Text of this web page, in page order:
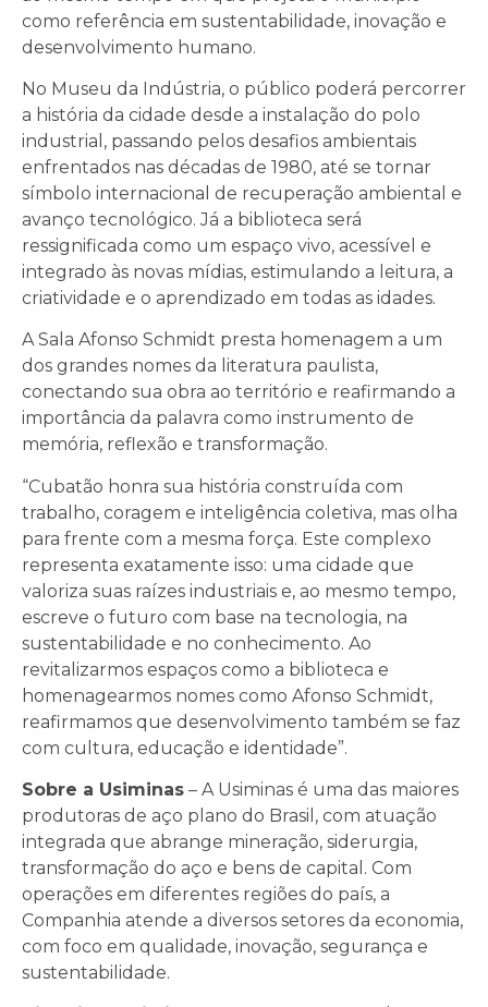
como referência em sustentabilidade, inovação e
desenvolvimento humano.
No Museu da Indústria, o público poderá percorrer
a história da cidade desde a instalação do polo
industrial, passando pelos desafios ambientais
enfrentados nas décadas de 1980, até se tornar
símbolo internacional de recuperação ambiental e
avanço tecnológico. Já a biblioteca será
ressignificada como um espaço vivo, acessível e
integrado às novas mídias, estimulando a leitura, a
criatividade e o aprendizado em todas as idades.
A Sala Afonso Schmidt presta homenagem a um
dos grandes nomes da literatura paulista,
conectando sua obra ao território e reafirmando a
importância da palavra como instrumento de
memória, reflexão e transformação.
“Cubatão honra sua história construída com
trabalho, coragem e inteligência coletiva, mas olha
para frente com a mesma força. Este complexo
representa exatamente isso: uma cidade que
valoriza suas raízes industriais e, ao mesmo tempo,
escreve o futuro com base na tecnologia, na
sustentabilidade e no conhecimento. Ao
revitalizarmos espaços como a biblioteca e
homenagearmos nomes como Afonso Schmidt,
reafirmamos que desenvolvimento também se faz
com cultura, educação e identidade”.
Sobre a Usiminas – A Usiminas é uma das maiores
produtoras de aço plano do Brasil, com atuação
integrada que abrange mineração, siderurgia,
transformação do aço e bens de capital. Com
operações em diferentes regiões do país, a
Companhia atende a diversos setores da economia,
com foco em qualidade, inovação, segurança e
sustentabilidade.